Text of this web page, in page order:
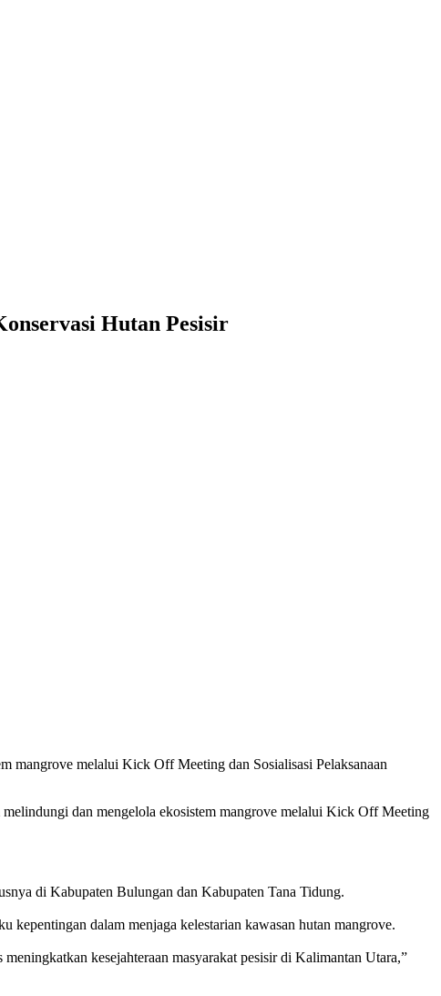
Hutan Pesisir
mangrove melalui Kick Off Meeting dan Sosialisasi Pelaksanaan
dan mengelola ekosistem mangrove melalui Kick Off Meeting
di Kabupaten Bulungan dan Kabupaten Tana Tidung.
kepentingan dalam menjaga kelestarian kawasan hutan mangrove.
kesejahteraan masyarakat pesisir di Kalimantan Utara,”